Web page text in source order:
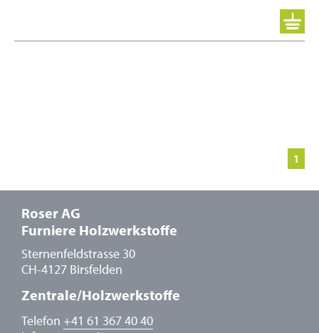
1
Roser AG
Furniere Holzwerkstoffe
Sternenfeldstrasse 30
CH-4127 Birsfelden
Zentrale/Holzwerkstoffe
Telefon +41 61 367 40 40